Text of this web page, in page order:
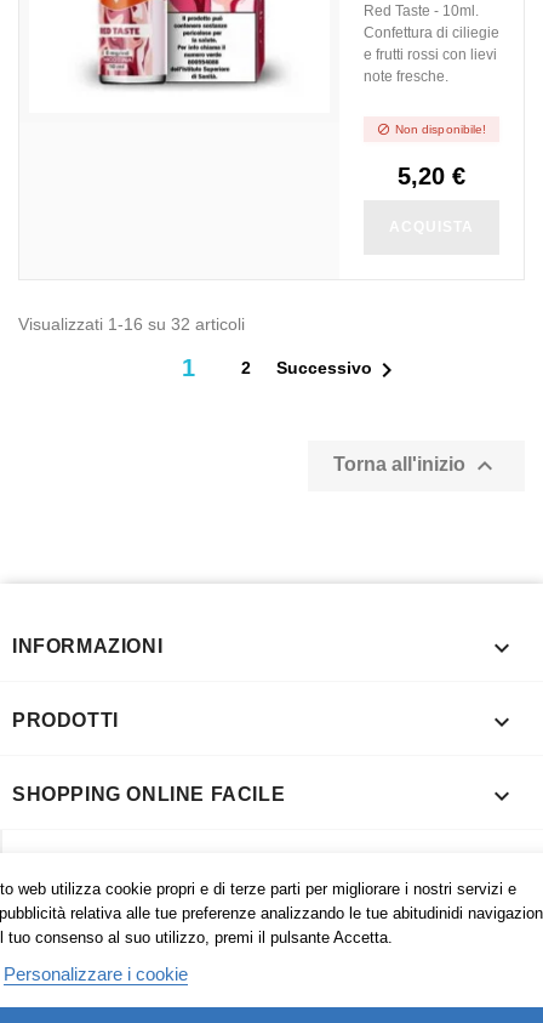
Red Taste - 10ml.
Confettura di ciliegie
e frutti rossi con lievi
note fresche.
 Non disponibile!
5,20 €
Visualizzati 1-16 su 32 articoli
1 2 Successivo 
Torna all'inizio 
web utilizza cookie propri e di terze parti per migliorare i nostri servizi e
relativa alle tue preferenze analizzando le tue abitudinidi
tuo consenso al suo utilizzo, premi il pulsante Accetta.
Personalizzare i cookie
INFORMAZIONI 
PRODOTTI 
SHOPPING ONLINE FACILE 